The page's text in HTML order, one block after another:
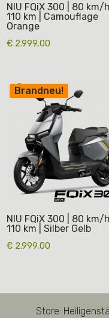
NIU FQiX 300 | 80 km/h |
110 km | Camouflage
Orange
€ 2.999,00
Brandneu!
NIU FQiX 300 | 80 km/h |
110 km | Silber Gelb
€ 2.999,00
Store: